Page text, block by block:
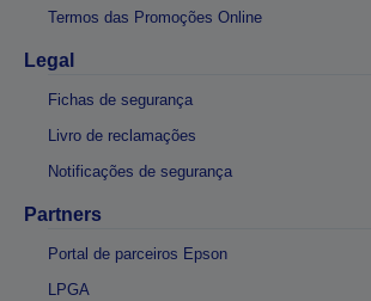
Termos das Promoções Online
Legal
Fichas de segurança
Livro de reclamações
Notificações de segurança
Partners
Portal de parceiros Epson
LPGA